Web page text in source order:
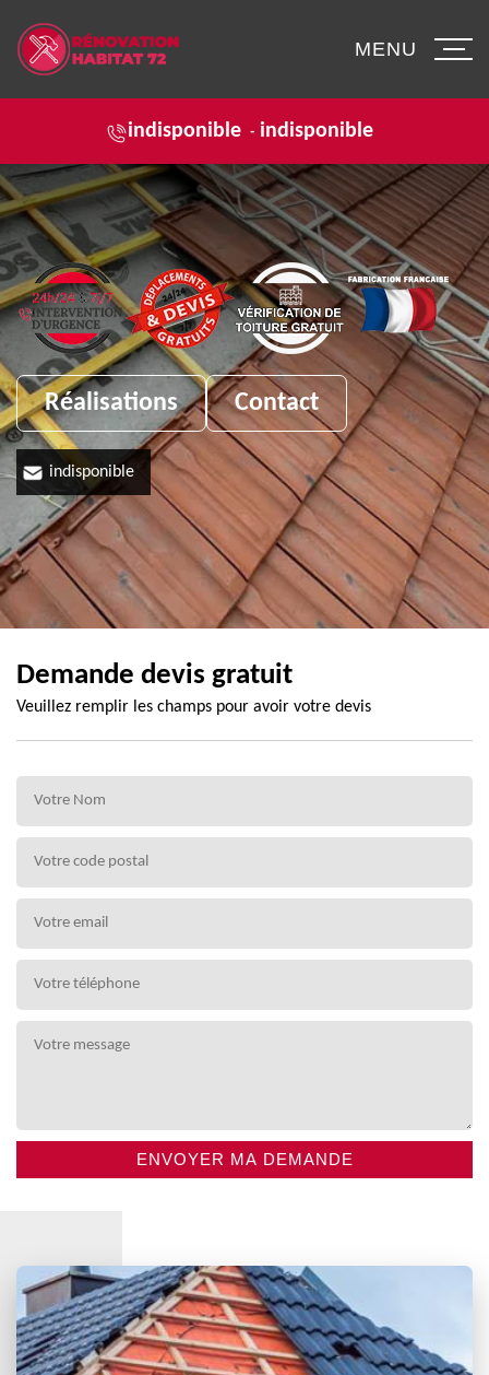
indisponible - indisponible
MENU
Réalisations Contact
indisponible
Demande devis gratuit
Veuillez remplir les champs pour avoir votre devis